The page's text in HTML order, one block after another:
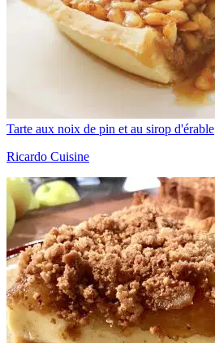
Tarte aux noix de pin et au sirop d'érable
Ricardo Cuisine